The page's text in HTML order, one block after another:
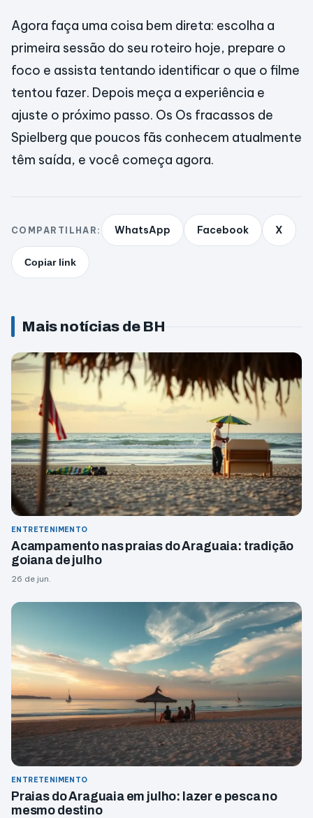
Agora faça uma coisa bem direta: escolha a
primeira sessão do seu roteiro hoje, prepare o
foco e assista tentando identificar o que o filme
tentou fazer. Depois meça a experiência e
ajuste o próximo passo. Os Os fracassos de
Spielberg que poucos fãs conhecem atualmente
têm saída, e você começa agora.
COMPARTILHAR: WhatsApp Facebook X
Copiar link
Mais notícias de BH
ENTRETENIMENTO
Acampamento nas praias do Araguaia: tradição
goiana de julho
26 de jun.
ENTRETENIMENTO
Praias do Araguaia em julho: lazer e pesca no
mesmo destino